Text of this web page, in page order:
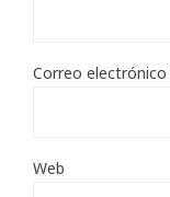
Correo electrónico
Web